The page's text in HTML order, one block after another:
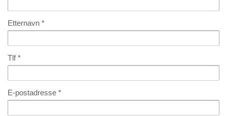
Etternavn *
Tlf *
E-postadresse *